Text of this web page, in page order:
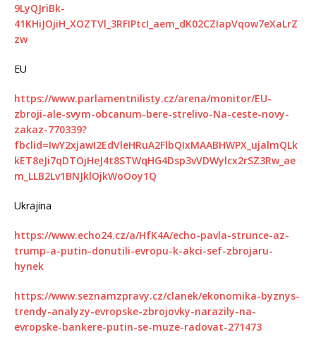
9LyQJriBk-
41KHiJOjiH_XOZTVl_3RFIPtcI_aem_dK02CZIapVqow7eXaLrZ
zw
EU
https://www.parlamentnilisty.cz/arena/monitor/EU-
zbroji-ale-svym-obcanum-bere-strelivo-Na-ceste-novy-
zakaz-770339?
fbclid=IwY2xjawI2EdVleHRuA2FlbQIxMAABHWPX_ujalmQLk
kET8eJi7qDTOjHeJ4t8STWqHG4Dsp3vVDWylcx2rSZ3Rw_ae
m_LLB2Lv1BNJklOjkWoOoy1Q
Ukrajina
https://www.echo24.cz/a/HfK4A/echo-pavla-strunce-az-
trump-a-putin-donutili-evropu-k-akci-sef-zbrojaru-
hynek
https://www.seznamzpravy.cz/clanek/ekonomika-byznys-
trendy-analyzy-evropske-zbrojovky-narazily-na-
evropske-bankere-putin-se-muze-radovat-271473